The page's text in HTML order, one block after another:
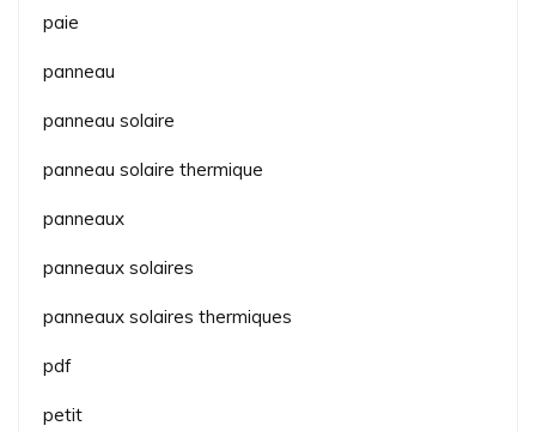
paie
panneau
panneau solaire
panneau solaire thermique
panneaux
panneaux solaires
panneaux solaires thermiques
pdf
petit